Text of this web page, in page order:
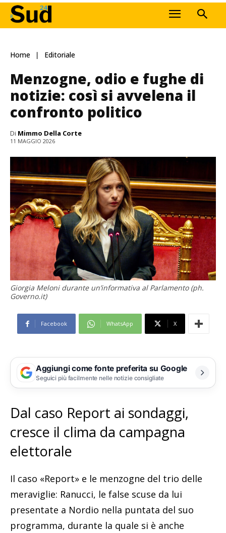
Home Editoriale
Menzogne, odio e fughe di
notizie: così si avvelena il
confronto politico
Di Mimmo Della Corte
11 MAGGIO 2026
Giorgia Meloni durante un’informativa al Parlamento (ph.
Governo.it)
Facebook WhatsApp X
Aggiungi come fonte preferita su Google
Seguici più facilmente nelle notizie consigliate
Dal caso Report ai sondaggi,
cresce il clima da campagna
elettorale
Il caso «Report» e le menzogne del trio delle
meraviglie: Ranucci, le false scuse da lui
presentate a Nordio nella puntata del suo
programma, durante la quale si è anche